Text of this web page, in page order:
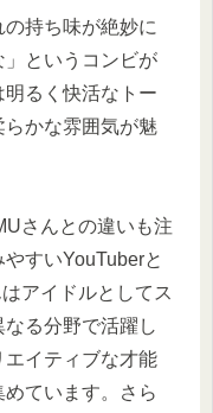
持ち味が絶妙に
というコンビが
るく快活なトー
らかな雰囲気が魅
さんとの違いも注
すいYouTuberと
アイドルとしてス
る分野で活躍し
イティブな才能
ています。さら